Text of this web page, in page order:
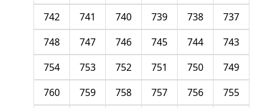
737
738
739
740
741
742
743
744
745
746
747
748
749
750
751
752
753
754
755
756
757
758
759
760